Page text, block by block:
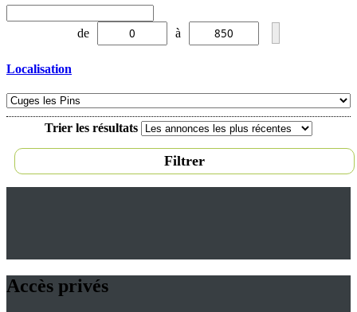
de à
Localisation
Trier les résultats
Filtrer
Accès privés